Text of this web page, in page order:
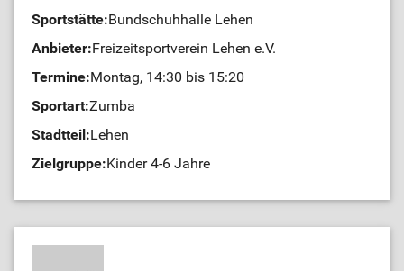
Sportstätte:Bundschuhhalle Lehen
Anbieter:Freizeitsportverein Lehen e.V.
Termine:Montag, 14:30 bis 15:20
Sportart:Zumba
Stadtteil:Lehen
Zielgruppe:Kinder 4-6 Jahre